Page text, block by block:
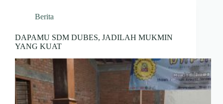
Berita
DAPAMU SDM DUBES, JADILAH MUKMIN
YANG KUAT